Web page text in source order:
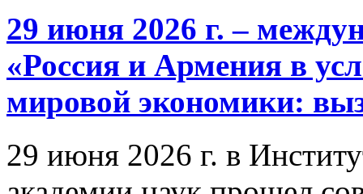
29 июня 2026 г. –
«Россия и Армения в
мировой экономики:
29 июня 2026 г. в